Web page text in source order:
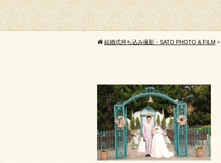
結婚式持ち込み撮影・SATO PHOTO & FILM >